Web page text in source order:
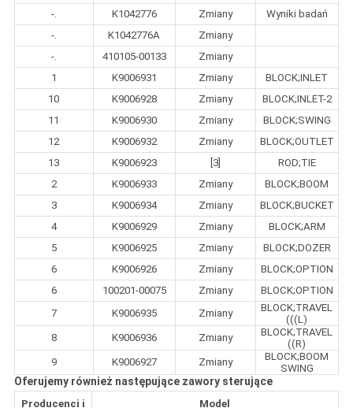
-.
K1042776 Zmiany
Wyniki badań
-.
K1042776A
Zmiany
-.
410105-00133
Zmiany
1
K9006931 Zmiany
BLOCK;INLET
10
K9006928 Zmiany
BLOCK;INLET-2
11
K9006930 Zmiany
BLOCK;SWING
12
K9006932 Zmiany
BLOCK;OUTLET
13
K9006923 [3]
ROD;TIE
2
K9006933 Zmiany
BLOCK;BOOM
3
K9006934 Zmiany
BLOCK;BUCKET
4
K9006929 Zmiany
BLOCK;ARM
5
K9006925 Zmiany
BLOCK;DOZER
6
K9006926 Zmiany
BLOCK;OPTION
6
100201-00075 Zmiany
BLOCK;OPTION
7
K9006935 Zmiany
BLOCK;TRAVEL
(((L)
8
K9006936 Zmiany
BLOCK;TRAVEL
((R)
9
K9006927 Zmiany
BLOCK;BOOM
SWING
Oferujemy również następujące zawory sterujące
Producenci i
Model